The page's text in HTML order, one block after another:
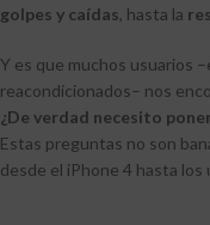
golpes y caídas, hasta la
Y es que muchos usuarios
reacondicionados– nos
¿De verdad necesito
Estas preguntas no son
desde el iPhone 4 hasta los